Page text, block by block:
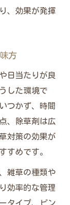
、効果が発揮
方
日当たりが良
した環境で
つかず、時間
、除草剤は広
対策の効果が
すめです。
雑草の種類や
効率的な管理
タイプ、ピン